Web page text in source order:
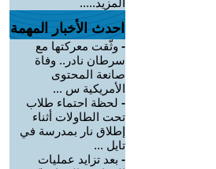
المزيد.....
احدث الأخبار المهمة
- وثّقت معركتها مع
سرطان نادر.. وفاة
صانعة المحتوى
الأمريكية س ...
- لحظة احتماء طلاب
تحت الطاولات أثناء
إطلاق نار بمدرسة في
تايل ...
- بعد تزايد عمليات